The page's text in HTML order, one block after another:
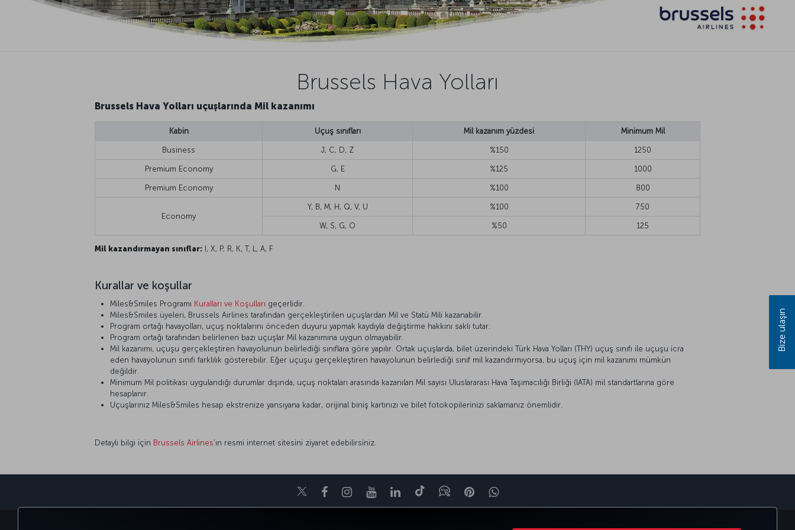
Brussels Hava Yolları
Brussels Hava Yolları uçuşlarında Mil kazanımı
Kabin Uçuş sınıfları Mil kazanım yüzdesi Minimum Mil
Business J, C, D, Z %150 1250
Premium Economy G, E %125 1000
Premium Economy N %100 800
Economy
Y, B, M, H, Q, V, U %100 750
W, S, G, O %50 125
Mil kazandırmayan sınıflar: I, X, P, R, K, T, L, A, F
Kurallar ve koşullar
Miles&Smiles Programı Kuralları ve Koşulları geçerlidir.
Miles&Smiles üyeleri, Brussels Airlines tarafından gerçekleştirilen uçuşlardan Mil ve Statü Mili kazanabilir.
Program ortağı havayolları, uçuş noktalarını önceden duyuru yapmak kaydıyla değiştirme hakkını saklı tutar.
Program ortağı tarafından belirlenen bazı uçuşlar Mil kazanımına uygun olmayabilir.
Mil kazanımı, uçuşu gerçekleştiren havayolunun belirlediği sınıflara göre yapılır. Ortak uçuşlarda, bilet üzerindeki Türk Hava Yolları (THY) uçuş sınıfı ile uçuşu icra
eden havayolunun sınıfı farklılık gösterebilir. Eğer uçuşu gerçekleştiren havayolunun belirlediği sınıf mil kazandırmıyorsa, bu uçuş için mil kazanımı mümkün
değildir.
Minimum Mil politikası uygulandığı durumlar dışında, uçuş noktaları arasında kazanılan Mil sayısı Uluslararası Hava Taşımacılığı Birliği (IATA) mil standartlarına göre
hesaplanır.
Uçuşlarınız Miles&Smiles hesap ekstrenize yansıyana kadar, orijinal biniş kartınızı ve bilet fotokopilerinizi saklamanız önemlidir.
Detaylı bilgi için Brussels Airlines’ın resmi internet sitesini ziyaret edebilirsiniz.
TwitterFacebookInstagram
YoutubeLinkedIn
TiktokBlogPinterestWhatsapp
Bize ulaşın